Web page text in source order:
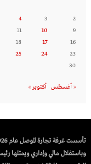
2
3
4
9
10
11
16
17
18
23
24
25
30
« أغسطس أكتوبر »
وباستقلال مالي وإداري ويمثلها